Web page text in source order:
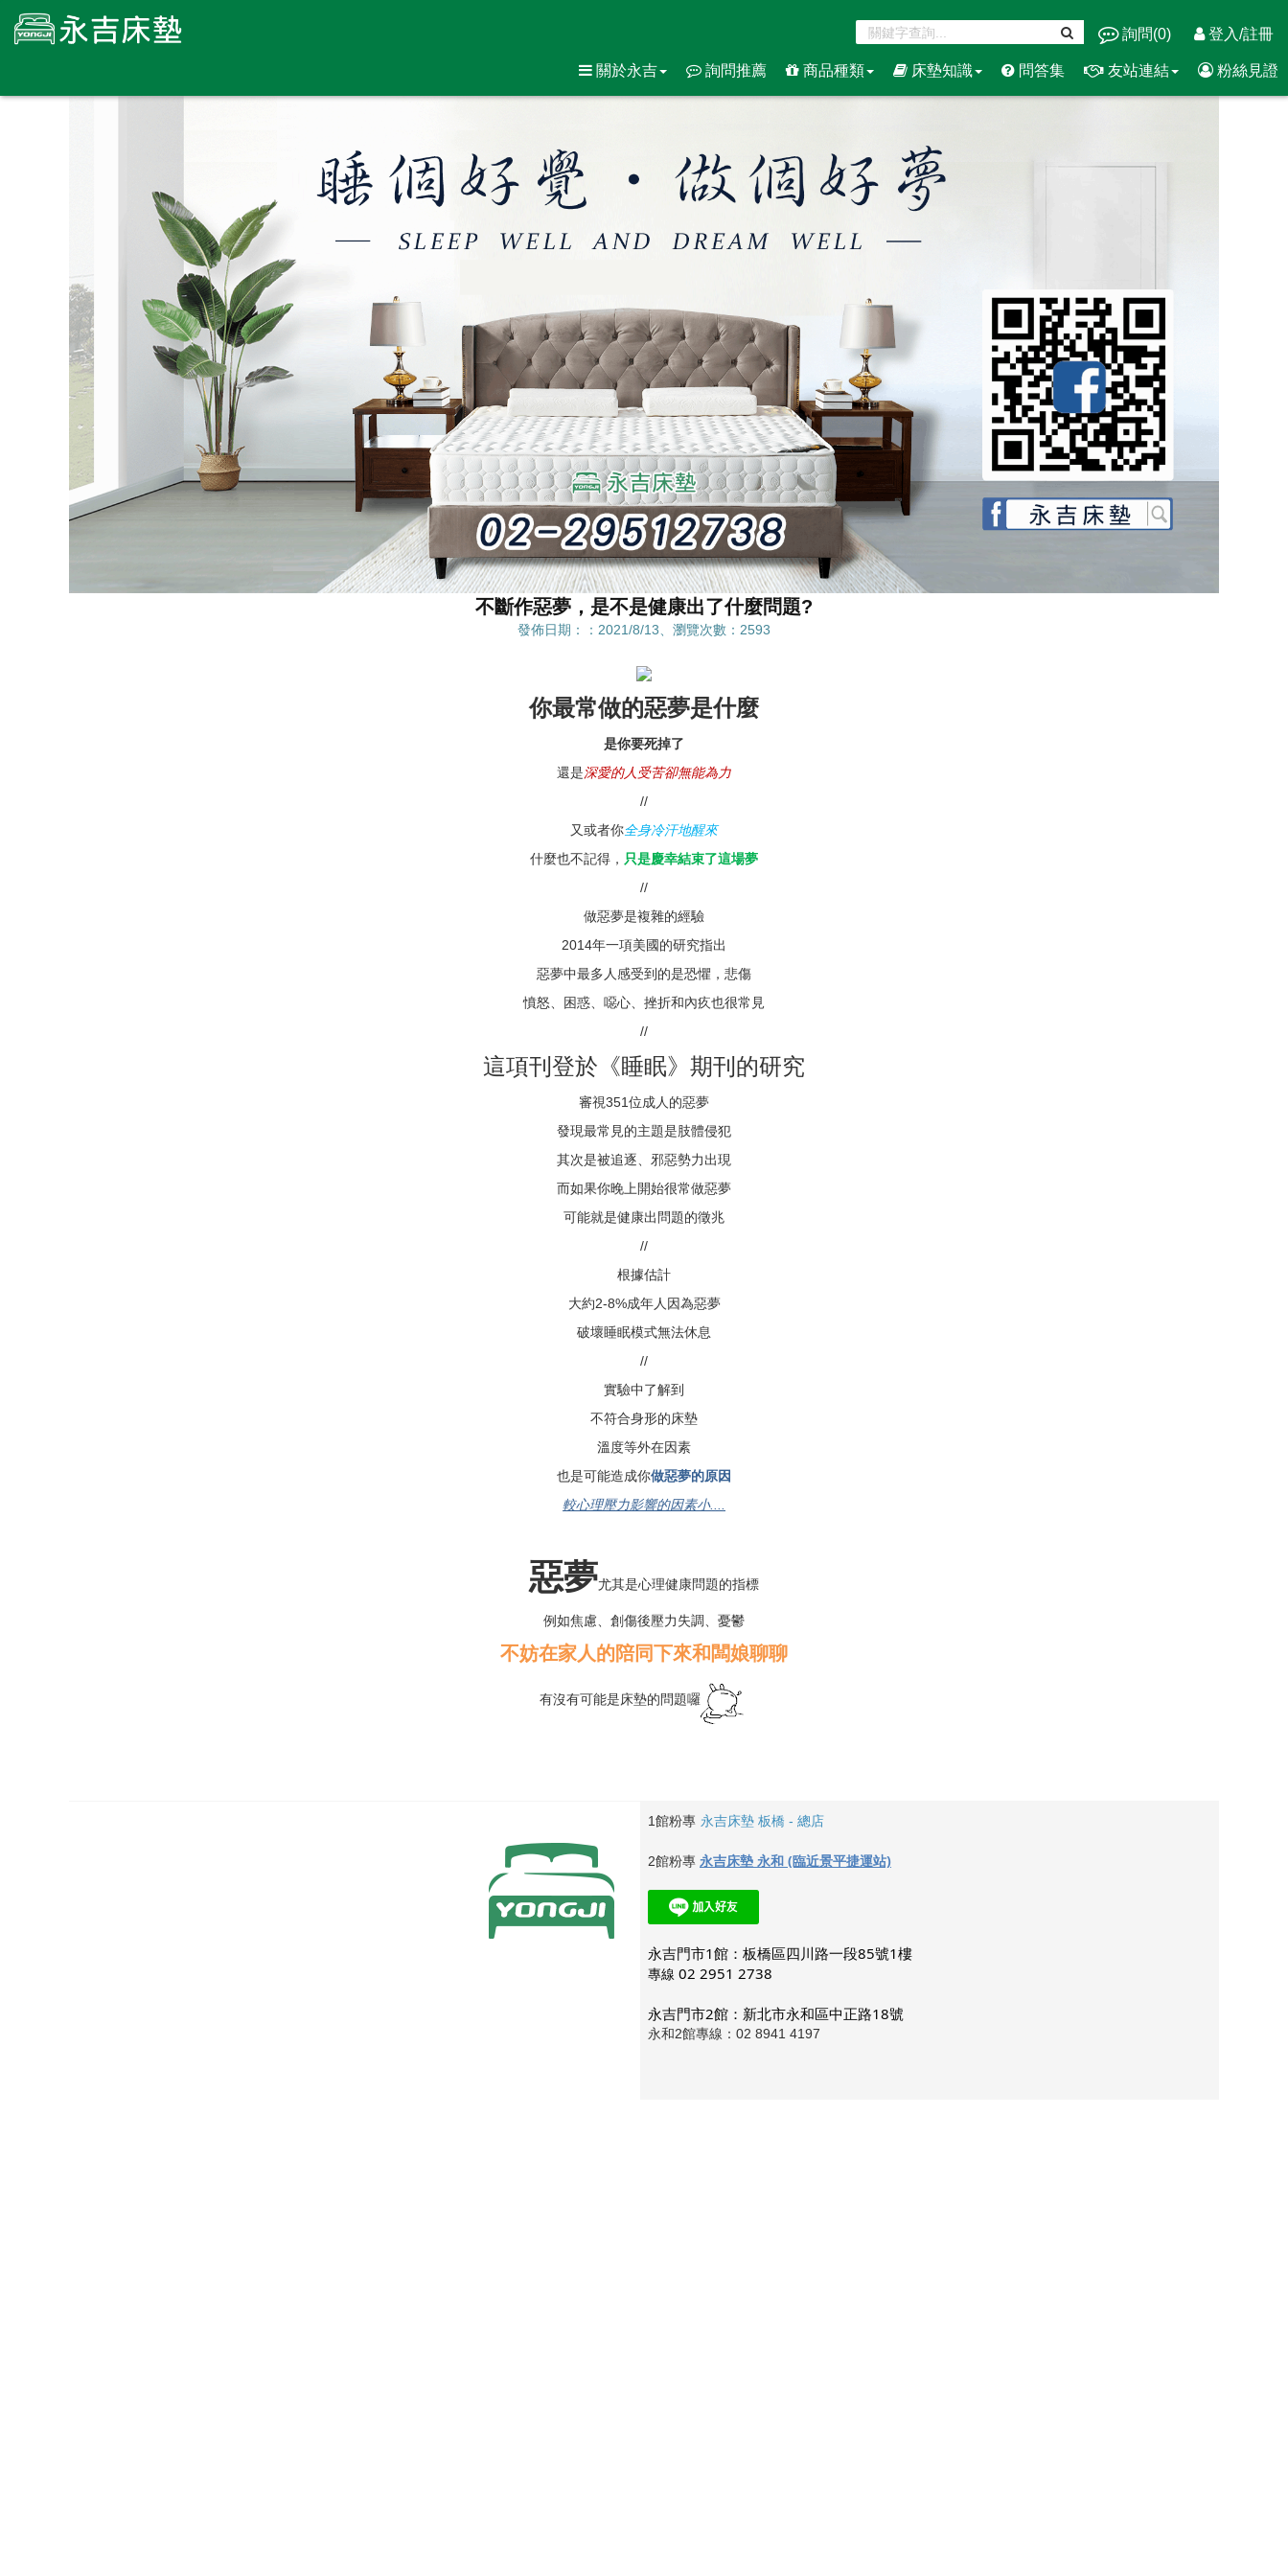
詢問(0) 登入/註冊
關於永吉 詢問推薦 商品種類 床墊知識 問答集 友站連結 粉絲見證
不斷作惡夢，是不是健康出了什麼問題?
發佈日期：：2021/8/13、瀏覽次數：2593
你最常做的惡夢是什麼
是你要死掉了
還是深愛的人受苦卻無能為力
//
又或者你全身冷汗地醒來
什麼也不記得， 只是慶幸結束了這場夢
//
做惡夢是複雜的經驗
2014年一項美國的研究指出
惡夢中最多人感受到的是恐懼，悲傷
憤怒、困惑、噁心、挫折和內疚也很常見
//
這項刊登於《睡眠》期刊的研究
審視351位成人的惡夢
發現最常見的主題是肢體侵犯
其次是被追逐、邪惡勢力出現
而如果你晚上開始很常做惡夢
可能就是健康出問題的徵兆
//
根據估計
大約2-8%成年人因為惡夢
破壞睡眠模式無法休息
//
實驗中了解到
不符合身形的床墊
溫度等外在因素
也是可能造成你做惡夢的原因
較心理壓力影響的因素小....
惡夢尤其是心理健康問題的指標
例如焦慮、創傷後壓力失調、憂鬱
不妨在家人的陪同下來和闆娘聊聊
有沒有可能是床墊的問題囉
1館粉專 永吉床墊 板橋 - 總店
2館粉專 永吉床墊 永和 (臨近景平捷運站)
永吉門市1館：板橋區四川路一段85號1樓
專線 02 2951 2738
永吉門市2館： 新北市永和區中正路18號
永和2館專線：02 8941 4197